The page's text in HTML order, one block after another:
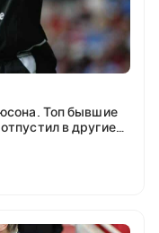
Топ бывшие
в другие